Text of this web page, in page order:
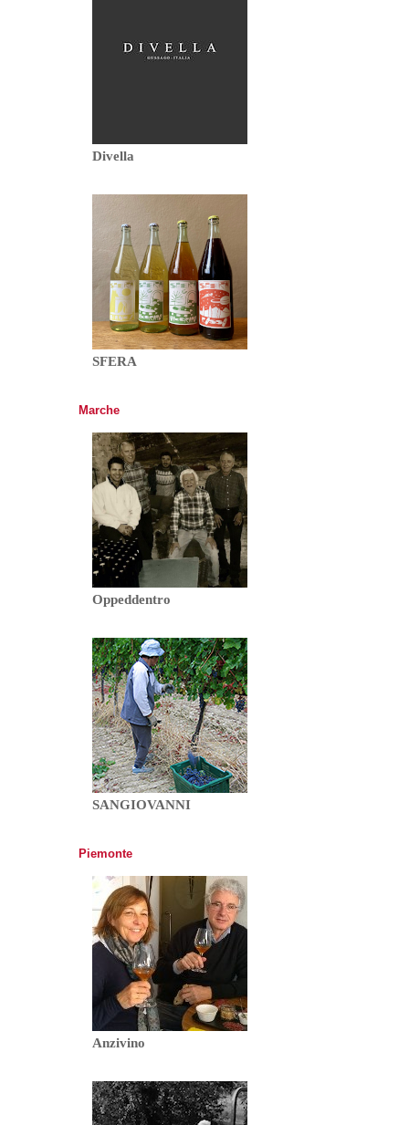
Divella
SFERA
Marche
Oppeddentro
SANGIOVANNI
Piemonte
Anzivino